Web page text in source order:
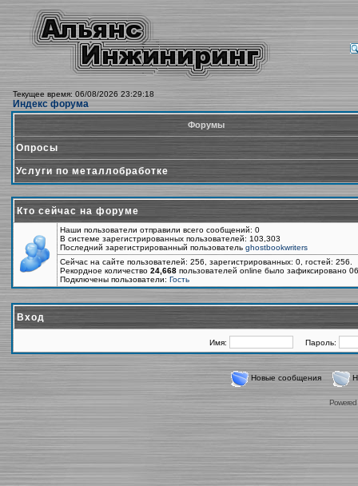
Текущее время: 06/08/2026 23:29:18
Индекс форума
Форумы
Опросы
Услуги по металлобработке
Кто сейчас на форуме
Наши пользователи отправили всего сообщений: 0
В системе зарегистрированных пользователей: 103,303
Последний зарегистрированный пользователь ghostbookwriters
Сейчас на сайте пользователей: 256, зарегистрированных: 0, гостей:
Рекордное количество 24,668 пользователей online было зафиксировано
Подключены пользователи: Гость
Вход
Имя: Пароль:
Новые сообщения